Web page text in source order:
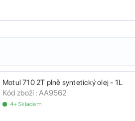
Motul 710 2T plně syntetický olej - 1L
Kód zboží : AA9562
4+ Skladem